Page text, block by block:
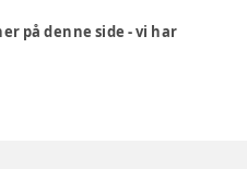
på denne side - vi har